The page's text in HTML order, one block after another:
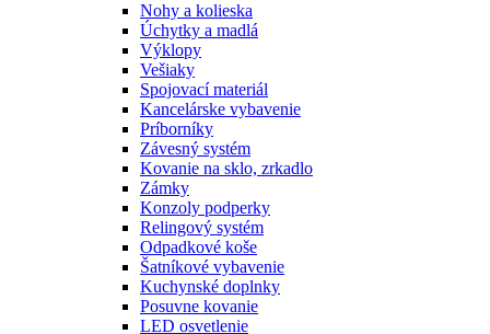
Nohy a kolieska
Úchytky a madlá
Výklopy
Vešiaky
Spojovací materiál
Kancelárske vybavenie
Príborníky
Závesný systém
Kovanie na sklo, zrkadlo
Zámky
Konzoly podperky
Relingový systém
Odpadkové koše
Šatníkové vybavenie
Kuchynské doplnky
Posuvne kovanie
LED osvetlenie